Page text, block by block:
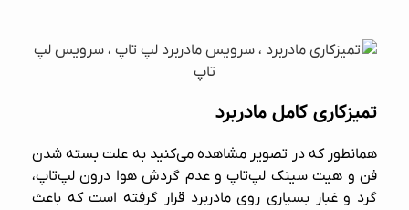
تمیزکاری کامل مادربرد
همانطور که در تصویر مشاهده می‌کنید به علت بسته شدن
فن و هیت سینک لپ‌تاپ و عدم گردش هوا درون لپ‌تاپ،
گرد و غبار بسیاری روی مادربرد قرار گرفته است که باعث